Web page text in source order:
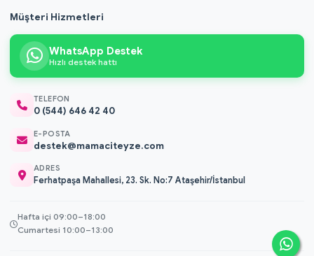
Müşteri Hizmetleri
WhatsApp Destek
Hızlı destek hattı
TELEFON
0 (544) 646 42 40
E-POSTA
destek@mamaciteyze.com
ADRES
Ferhatpaşa Mahallesi, 23. Sk. No:7 Ataşehir/İstanbul
Hafta içi 09:00–18:00
Cumartesi 10:00–13:00